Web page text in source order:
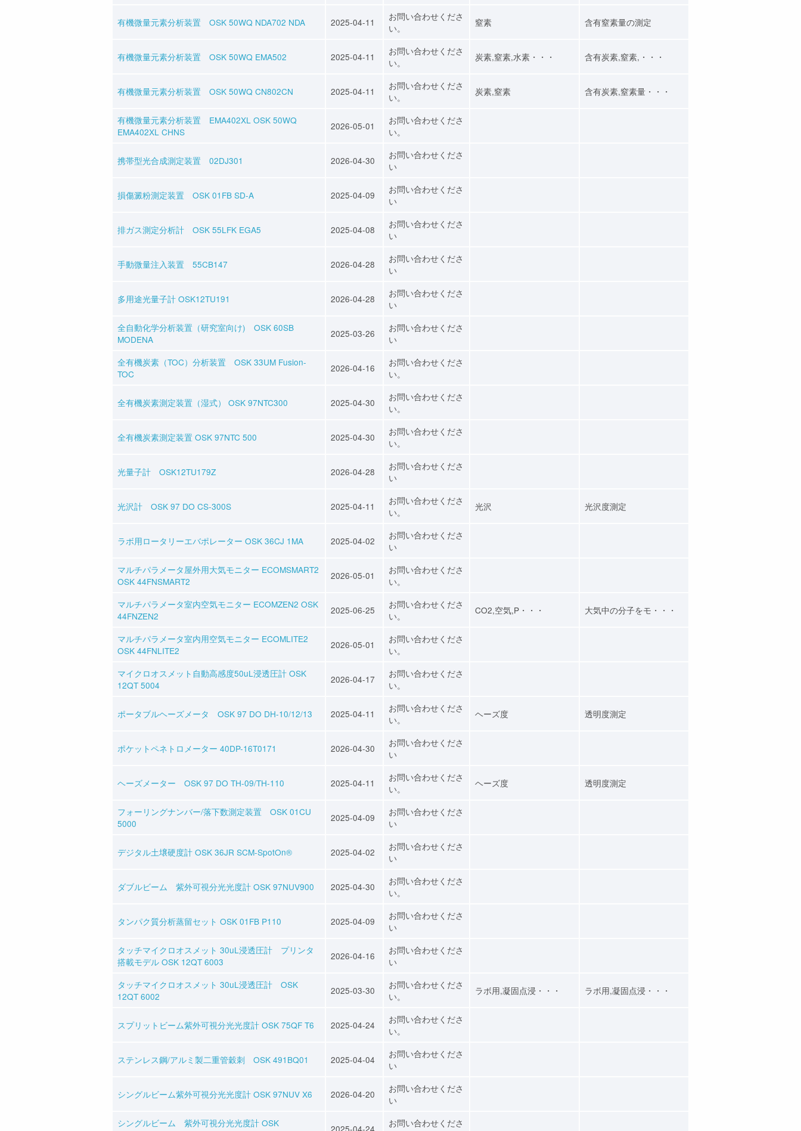
有機微量元素分析装置 OSK 50WQ NDA702 NDA 2025-04-11
お問い合わせくださ
い。
窒素 含有窒素量の測定
有機微量元素分析装置 OSK 50WQ EMA502 2025-04-11
お問い合わせくださ
い。
炭素,窒素,水素・・・ 含有炭素,窒素,・・・
有機微量元素分析装置 OSK 50WQ CN802CN 2025-04-11
お問い合わせくださ
い。
炭素,窒素 含有炭素,窒素量・・・
有機微量元素分析装置 EMA402XL OSK 50WQ
EMA402XL CHNS
2026-05-01
お問い合わせくださ
い。
携帯型光合成測定装置 02DJ301 2026-04-30
お問い合わせくださ
い
損傷澱粉測定装置 OSK 01FB SD-A 2025-04-09
お問い合わせくださ
い
排ガス測定分析計 OSK 55LFK EGA5 2025-04-08
お問い合わせくださ
い
手動微量注入装置 55CB147 2026-04-28
お問い合わせくださ
い
多用途光量子計 OSK12TU191 2026-04-28
お問い合わせくださ
い
全自動化学分析装置（研究室向け) OSK 60SB
MODENA
2025-03-26
お問い合わせくださ
い
全有機炭素（TOC）分析装置 OSK 33UM Fusion-
TOC
2026-04-16
お問い合わせくださ
い。
全有機炭素測定装置（湿式） OSK 97NTC300 2025-04-30
お問い合わせくださ
い。
全有機炭素測定装置 OSK 97NTC 500 2025-04-30
お問い合わせくださ
い。
光量子計 OSK12TU179Z 2026-04-28
お問い合わせくださ
い
光沢計 OSK 97 DO CS-300S 2025-04-11
お問い合わせくださ
い。
光沢 光沢度測定
ラボ用ロータリーエバポレーター OSK 36CJ 1MA 2025-04-02
お問い合わせくださ
い
マルチパラメータ屋外用大気モニター ECOMSMART2
OSK 44FNSMART2
2026-05-01
お問い合わせくださ
い。
マルチパラメータ室内空気モニター ECOMZEN2 OSK
44FNZEN2
2025-06-25
お問い合わせくださ
い。
CO2,空気,P・・・ 大気中の分子をモ・・・
マルチパラメータ室内用空気モニター ECOMLITE2
OSK 44FNLITE2
2026-05-01
お問い合わせくださ
い。
マイクロオスメット自動高感度50uL浸透圧計 OSK
12QT 5004
2026-04-17
お問い合わせくださ
い。
ポータブルヘーズメータ OSK 97 DO DH-10/12/13 2025-04-11
お問い合わせくださ
い。
ヘーズ度 透明度測定
ポケットペネトロメーター 40DP-16T0171 2026-04-30
お問い合わせくださ
い
ヘーズメーター OSK 97 DO TH-09/TH-110 2025-04-11
お問い合わせくださ
い。
ヘーズ度 透明度測定
フォーリングナンバー/落下数測定装置 OSK 01CU
5000
2025-04-09
お問い合わせくださ
い
デジタル土壌硬度計 OSK 36JR SCM-SpotOn® 2025-04-02
お問い合わせくださ
い
ダブルビーム 紫外可視分光光度計 OSK 97NUV900 2025-04-30
お問い合わせくださ
い。
タンパク質分析蒸留セット OSK 01FB P110 2025-04-09
お問い合わせくださ
い
タッチマイクロオスメット 30uL浸透圧計 プリンタ
搭載モデル OSK 12QT 6003
2026-04-16
お問い合わせくださ
い
タッチマイクロオスメット 30uL浸透圧計 OSK
12QT 6002
2025-03-30
お問い合わせくださ
い。
ラボ用,凝固点浸・・・ ラボ用,凝固点浸・・・
スプリットビーム紫外可視分光光度計 OSK 75QF T6 2025-04-24
お問い合わせくださ
い。
ステンレス鋼/アルミ製二重管穀刺 OSK 491BQ01 2025-04-04
お問い合わせくださ
い
シングルビーム紫外可視分光光度計 OSK 97NUV X6 2026-04-20
お問い合わせくださ
い
シングルビーム 紫外可視分光光度計 OSK
2025-04-24
お問い合わせくださ